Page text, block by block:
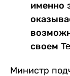
именно
своем
Министр